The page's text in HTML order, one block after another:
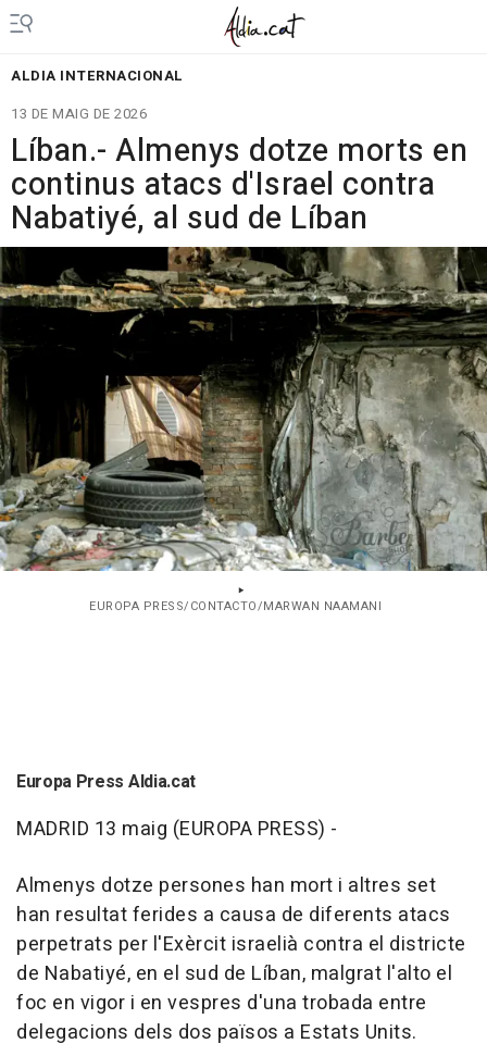
ALDIA INTERNACIONAL
13 DE MAIG DE 2026
Líban.- Almenys dotze morts en
continus atacs d'Israel contra
Nabatiyé, al sud de Líban
EUROPA PRESS/CONTACTO/MARWAN NAAMANI
Europa Press Aldia.cat
MADRID 13 maig (EUROPA PRESS) -
Almenys dotze persones han mort i altres set
han resultat ferides a causa de diferents atacs
perpetrats per l'Exèrcit israelià contra el districte
de Nabatiyé, en el sud de Líban, malgrat l'alto el
foc en vigor i en vespres d'una trobada entre
delegacions dels dos països a Estats Units.